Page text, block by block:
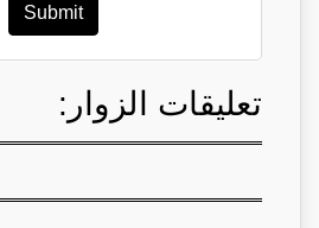
Submit
تعليقات الزوار: